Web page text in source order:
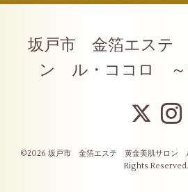
坂戸市 金箔エステ
ン ル・ココロ ～
©2026 坂戸市 金箔エステ 黄金美肌サロン
Rights Reserved.